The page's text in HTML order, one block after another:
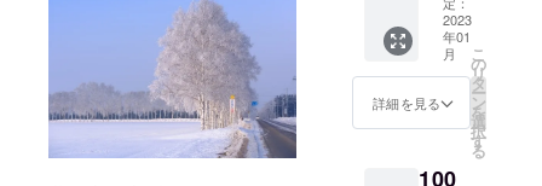
料及び
添加物
等の食
品表示
はお届
記され
す。 オ
ホーツ
ク圏内
に約20
食提供
しま
はその
2023
年01
月
詳細を見る
こ
の
リ
タ
ー
ン
を
選
択
す
る
100